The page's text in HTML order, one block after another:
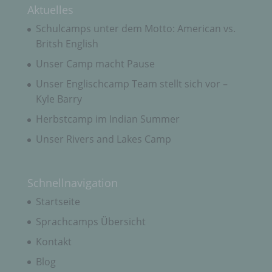
Aktuelles
Schulcamps unter dem Motto: American vs.
Britsh English
Unser Camp macht Pause
Unser Englischcamp Team stellt sich vor –
Kyle Barry
Herbstcamp im Indian Summer
Unser Rivers and Lakes Camp
Schnellnavigation
Startseite
Sprachcamps Übersicht
Kontakt
Blog
Zwecke und Mittel der Verarbeitung von
personenbezogenen Daten entscheidet. Sind die
Zwecke und Mittel dieser Verarbeitung durch das
Unionsrecht oder das Recht der Mitgliedstaaten
vorgegeben, so kann der Verantwortliche
beziehungsweise können die bestimmten Kriterien
seiner Benennung nach dem Unionsrecht oder
dem Recht der Mitgliedstaaten vorgesehen
werden.
juristische Person, Behörde, Einrichtung oder
andere Stelle, die personenbezogene Daten im
Auftrag des Verantwortlichen verarbeitet.
i) Empfänger